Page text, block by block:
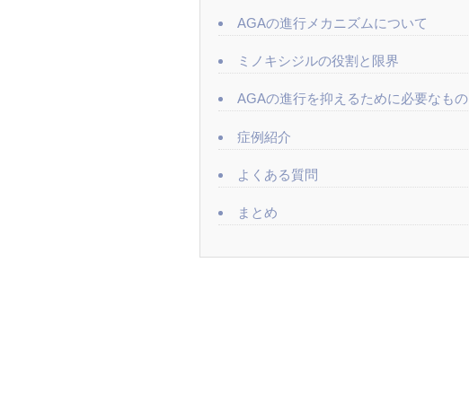
AGAの進行メカニズムについて
ミノキシジルの役割と限界
AGAの進行を抑えるために必要なもの
症例紹介
よくある質問
まとめ